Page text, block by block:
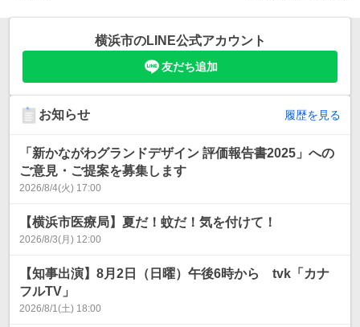
横浜市のLINE公式アカウント
友だち追加
お知らせ 履歴を見る
「新かながわグランドデザイン 評価報告書2025」への
ご意見・ご提案を募集します
2026/8/4(火) 17:00
【横浜市医療局】夏だ！蚊だ！気を付けて！
2026/8/3(月) 12:00
【知事出演】8月2日（日曜）午後6時から tvk「カナ
フルTV」
2026/8/1(土) 18:00